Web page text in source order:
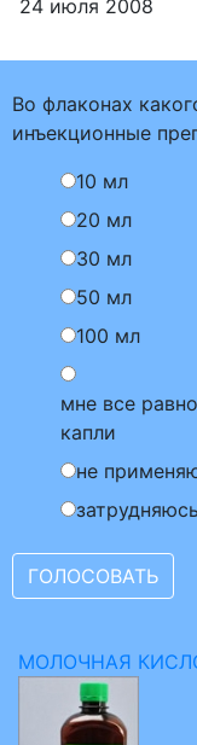
24 июля 2008
Во флаконах
инъекционные
10 мл
20 мл
30 мл
50 мл
100 мл
мне все
капли
не
МОЛОЧНАЯ